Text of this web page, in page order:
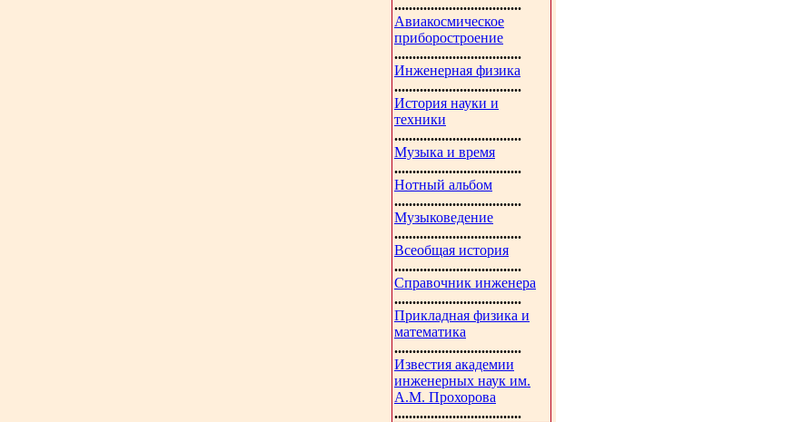
...................................
Авиакосмическое
приборостроение
...................................
Инженерная физика
...................................
История науки и
техники
...................................
Музыка и время
...................................
Нотный альбом
...................................
Музыковедение
...................................
Всеобщая история
...................................
Справочник инженера
...................................
Прикладная физика и
математика
...................................
Известия академии
инженерных наук им.
А.М. Прохорова
...................................